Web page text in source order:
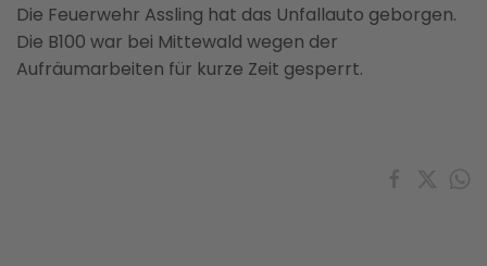
Die Feuerwehr Assling hat das Unfallauto geborgen.
Die B100 war bei Mittewald wegen der
Aufräumarbeiten für kurze Zeit gesperrt.